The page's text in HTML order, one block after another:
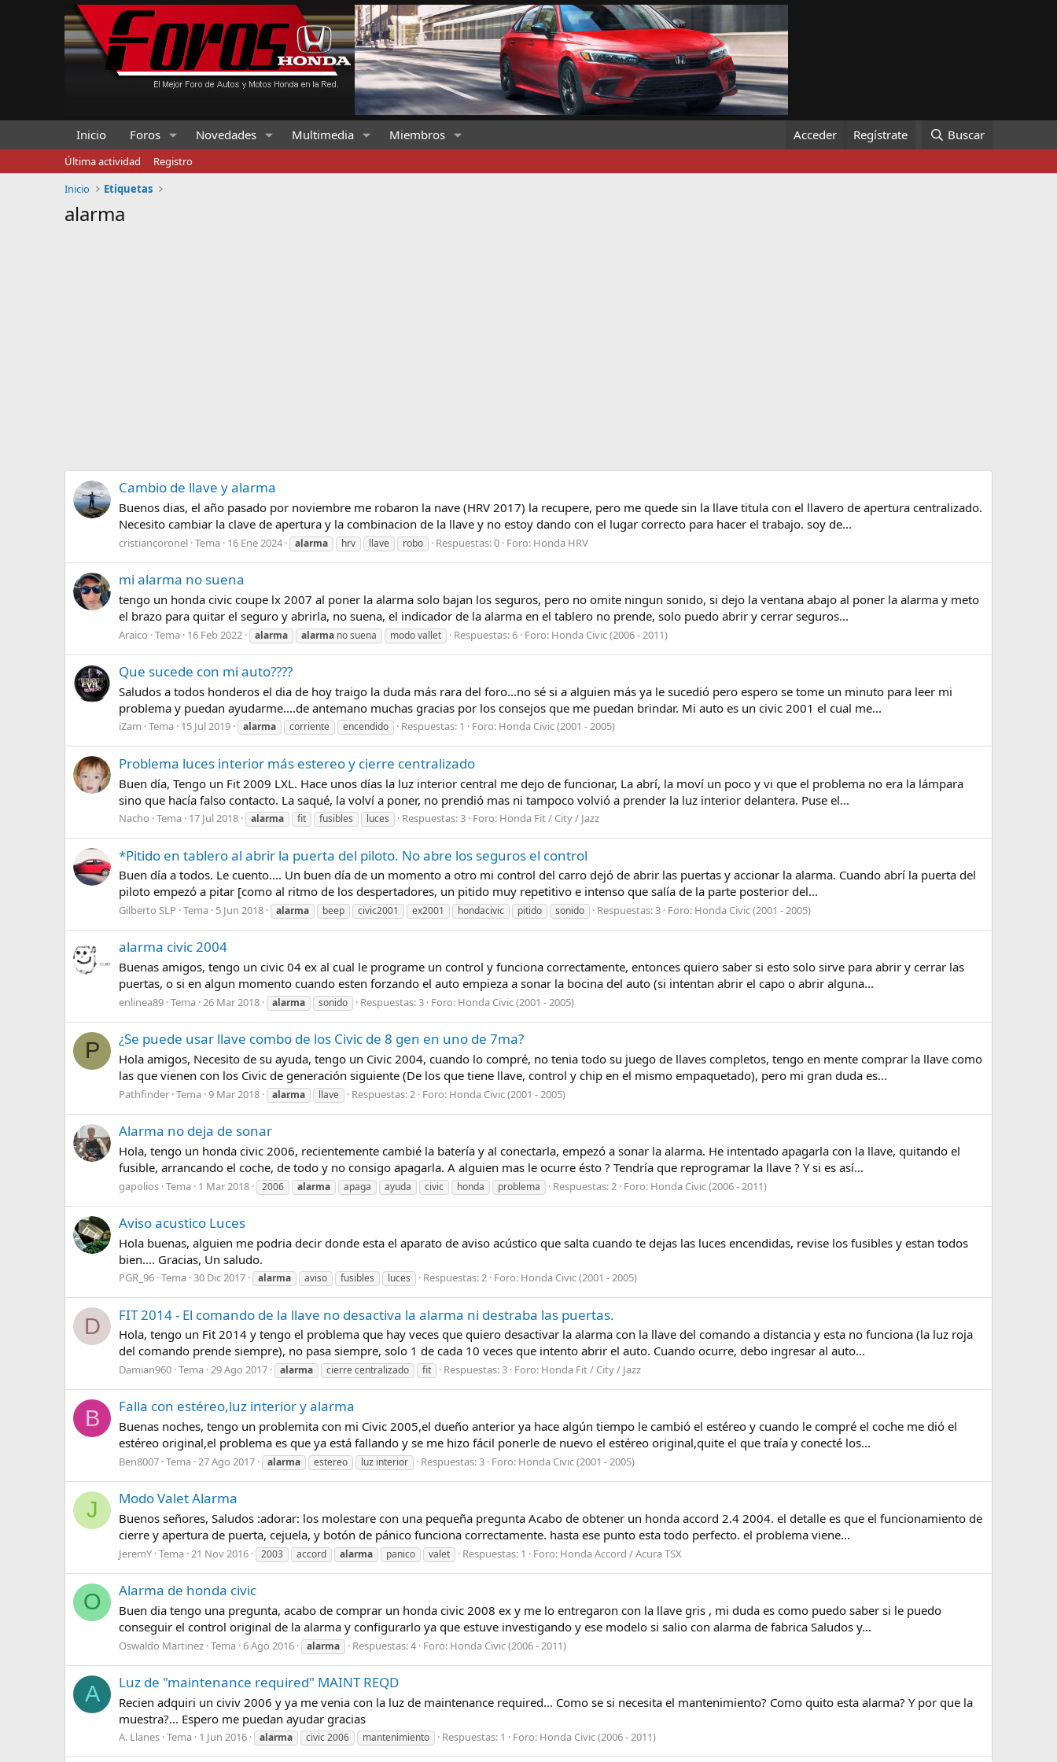
Inicio Foros Novedades Multimedia Miembros Acceder Regístrate Buscar
Última actividad
Registro
Inicio
Etiquetas
alarma
Cambio de llave y alarma
Buenos dias, el año pasado por noviembre me robaron la nave (HRV 2017) la recupere, pero me quede sin la llave titula con el llavero de apertura centralizado.
Necesito cambiar la clave de apertura y la combinacion de la llave y no estoy dando con el lugar correcto para hacer el trabajo. soy de...
cristiancoronel Tema 16 Ene 2024 alarma hrv llave robo Respuestas: 0 Foro: Honda HRV
mi alarma no suena
tengo un honda civic coupe lx 2007 al poner la alarma solo bajan los seguros, pero no omite ningun sonido, si dejo la ventana abajo al poner la alarma y meto
el brazo para quitar el seguro y abrirla, no suena, el indicador de la alarma en el tablero no prende, solo puedo abrir y cerrar seguros...
Araico Tema 16 Feb 2022 alarma alarma no suena modo vallet Respuestas: 6 Foro: Honda Civic (2006 - 2011)
Que sucede con mi auto????
Saludos a todos honderos el dia de hoy traigo la duda más rara del foro...no sé si a alguien más ya le sucedió pero espero se tome un minuto para leer mi
problema y puedan ayudarme....de antemano muchas gracias por los consejos que me puedan brindar. Mi auto es un civic 2001 el cual me...
iZam Tema 15 Jul 2019 alarma corriente encendido Respuestas: 1 Foro: Honda Civic (2001 - 2005)
Problema luces interior más estereo y cierre centralizado
Buen día, Tengo un Fit 2009 LXL. Hace unos días la luz interior central me dejo de funcionar, La abrí, la moví un poco y vi que el problema no era la lámpara
sino que hacía falso contacto. La saqué, la volví a poner, no prendió mas ni tampoco volvió a prender la luz interior delantera. Puse el...
Nacho Tema 17 Jul 2018 alarma fit fusibles luces Respuestas: 3 Foro: Honda Fit / City / Jazz
*Pitido en tablero al abrir la puerta del piloto. No abre los seguros el control
Buen día a todos. Le cuento.... Un buen día de un momento a otro mi control del carro dejó de abrir las puertas y accionar la alarma. Cuando abrí la puerta del
piloto empezó a pitar [como al ritmo de los despertadores, un pitido muy repetitivo e intenso que salía de la parte posterior del...
Gilberto SLP Tema 5 Jun 2018 alarma beep civic2001 ex2001 hondacivic pitido sonido Respuestas: 3 Foro: Honda Civic (2001 - 2005)
alarma civic 2004
Buenas amigos, tengo un civic 04 ex al cual le programe un control y funciona correctamente, entonces quiero saber si esto solo sirve para abrir y cerrar las
puertas, o si en algun momento cuando esten forzando el auto empieza a sonar la bocina del auto (si intentan abrir el capo o abrir alguna...
enlinea89 Tema 26 Mar 2018 alarma sonido Respuestas: 3 Foro: Honda Civic (2001 - 2005)
P ¿Se puede usar llave combo de los Civic de 8 gen en uno de 7ma?
Hola amigos, Necesito de su ayuda, tengo un Civic 2004, cuando lo compré, no tenia todo su juego de llaves completos, tengo en mente comprar la llave como
las que vienen con los Civic de generación siguiente (De los que tiene llave, control y chip en el mismo empaquetado), pero mi gran duda es...
Pathfinder Tema 9 Mar 2018 alarma llave Respuestas: 2 Foro: Honda Civic (2001 - 2005)
Alarma no deja de sonar
Hola, tengo un honda civic 2006, recientemente cambié la batería y al conectarla, empezó a sonar la alarma. He intentado apagarla con la llave, quitando el
fusible, arrancando el coche, de todo y no consigo apagarla. A alguien mas le ocurre ésto ? Tendría que reprogramar la llave ? Y si es así...
gapolios Tema 1 Mar 2018 2006 alarma apaga ayuda civic honda problema Respuestas: 2 Foro: Honda Civic (2006 - 2011)
Aviso acustico Luces
Hola buenas, alguien me podria decir donde esta el aparato de aviso acústico que salta cuando te dejas las luces encendidas, revise los fusibles y estan todos
bien.... Gracias, Un saludo.
PGR_96 Tema 30 Dic 2017 alarma aviso fusibles luces Respuestas: 2 Foro: Honda Civic (2001 - 2005)
D FIT 2014 - El comando de la llave no desactiva la alarma ni destraba las puertas.
Hola, tengo un Fit 2014 y tengo el problema que hay veces que quiero desactivar la alarma con la llave del comando a distancia y esta no funciona (la luz roja
del comando prende siempre), no pasa siempre, solo 1 de cada 10 veces que intento abrir el auto. Cuando ocurre, debo ingresar al auto...
Damian960 Tema 29 Ago 2017 alarma cierre centralizado fit Respuestas: 3 Foro: Honda Fit / City / Jazz
B Falla con estéreo,luz interior y alarma
Buenas noches, tengo un problemita con mi Civic 2005,el dueño anterior ya hace algún tiempo le cambió el estéreo y cuando le compré el coche me dió el
estéreo original,el problema es que ya está fallando y se me hizo fácil ponerle de nuevo el estéreo original,quite el que traía y conecté los...
Ben8007 Tema 27 Ago 2017 alarma estereo luz interior Respuestas: 3 Foro: Honda Civic (2001 - 2005)
J Modo Valet Alarma
Buenos señores, Saludos :adorar: los molestare con una pequeña pregunta Acabo de obtener un honda accord 2.4 2004. el detalle es que el funcionamiento de
cierre y apertura de puerta, cejuela, y botón de pánico funciona correctamente. hasta ese punto esta todo perfecto. el problema viene...
JeremY Tema 21 Nov 2016 2003 accord alarma panico valet Respuestas: 1 Foro: Honda Accord / Acura TSX
O Alarma de honda civic
Buen dia tengo una pregunta, acabo de comprar un honda civic 2008 ex y me lo entregaron con la llave gris , mi duda es como puedo saber si le puedo
conseguir el control original de la alarma y configurarlo ya que estuve investigando y ese modelo si salio con alarma de fabrica Saludos y...
Oswaldo Martinez Tema 6 Ago 2016 alarma Respuestas: 4 Foro: Honda Civic (2006 - 2011)
A Luz de "maintenance required" MAINT REQD
Recien adquiri un civiv 2006 y ya me venia con la luz de maintenance required... Como se si necesita el mantenimiento? Como quito esta alarma? Y por que la
muestra?... Espero me puedan ayudar gracias
A. Llanes Tema 1 Jun 2016 alarma civic 2006 mantenimiento Respuestas: 1 Foro: Honda Civic (2006 - 2011)